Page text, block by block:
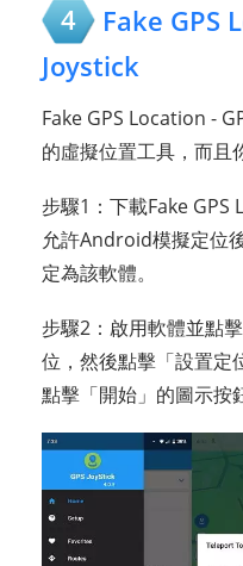
4
Fake GPS
Joystick
Fake GPS Location -
的虛擬位置工具，而且
步驟1：下載Fake GPS
允許Android模擬定位
定為該軟體。
步驟2：啟用軟體並點
位，然後點擊「設置定
點擊「開始」的圖示按